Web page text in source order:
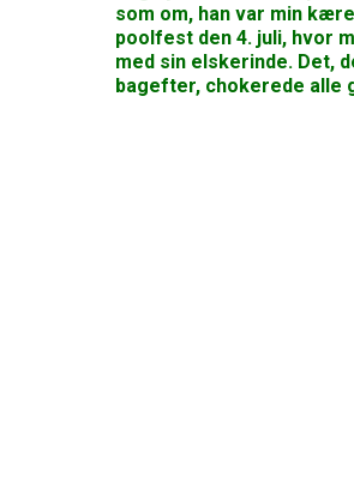
som om, han var min
poolfest den 4. juli, hvor
med sin elskerinde. Det,
bagefter, chokerede alle